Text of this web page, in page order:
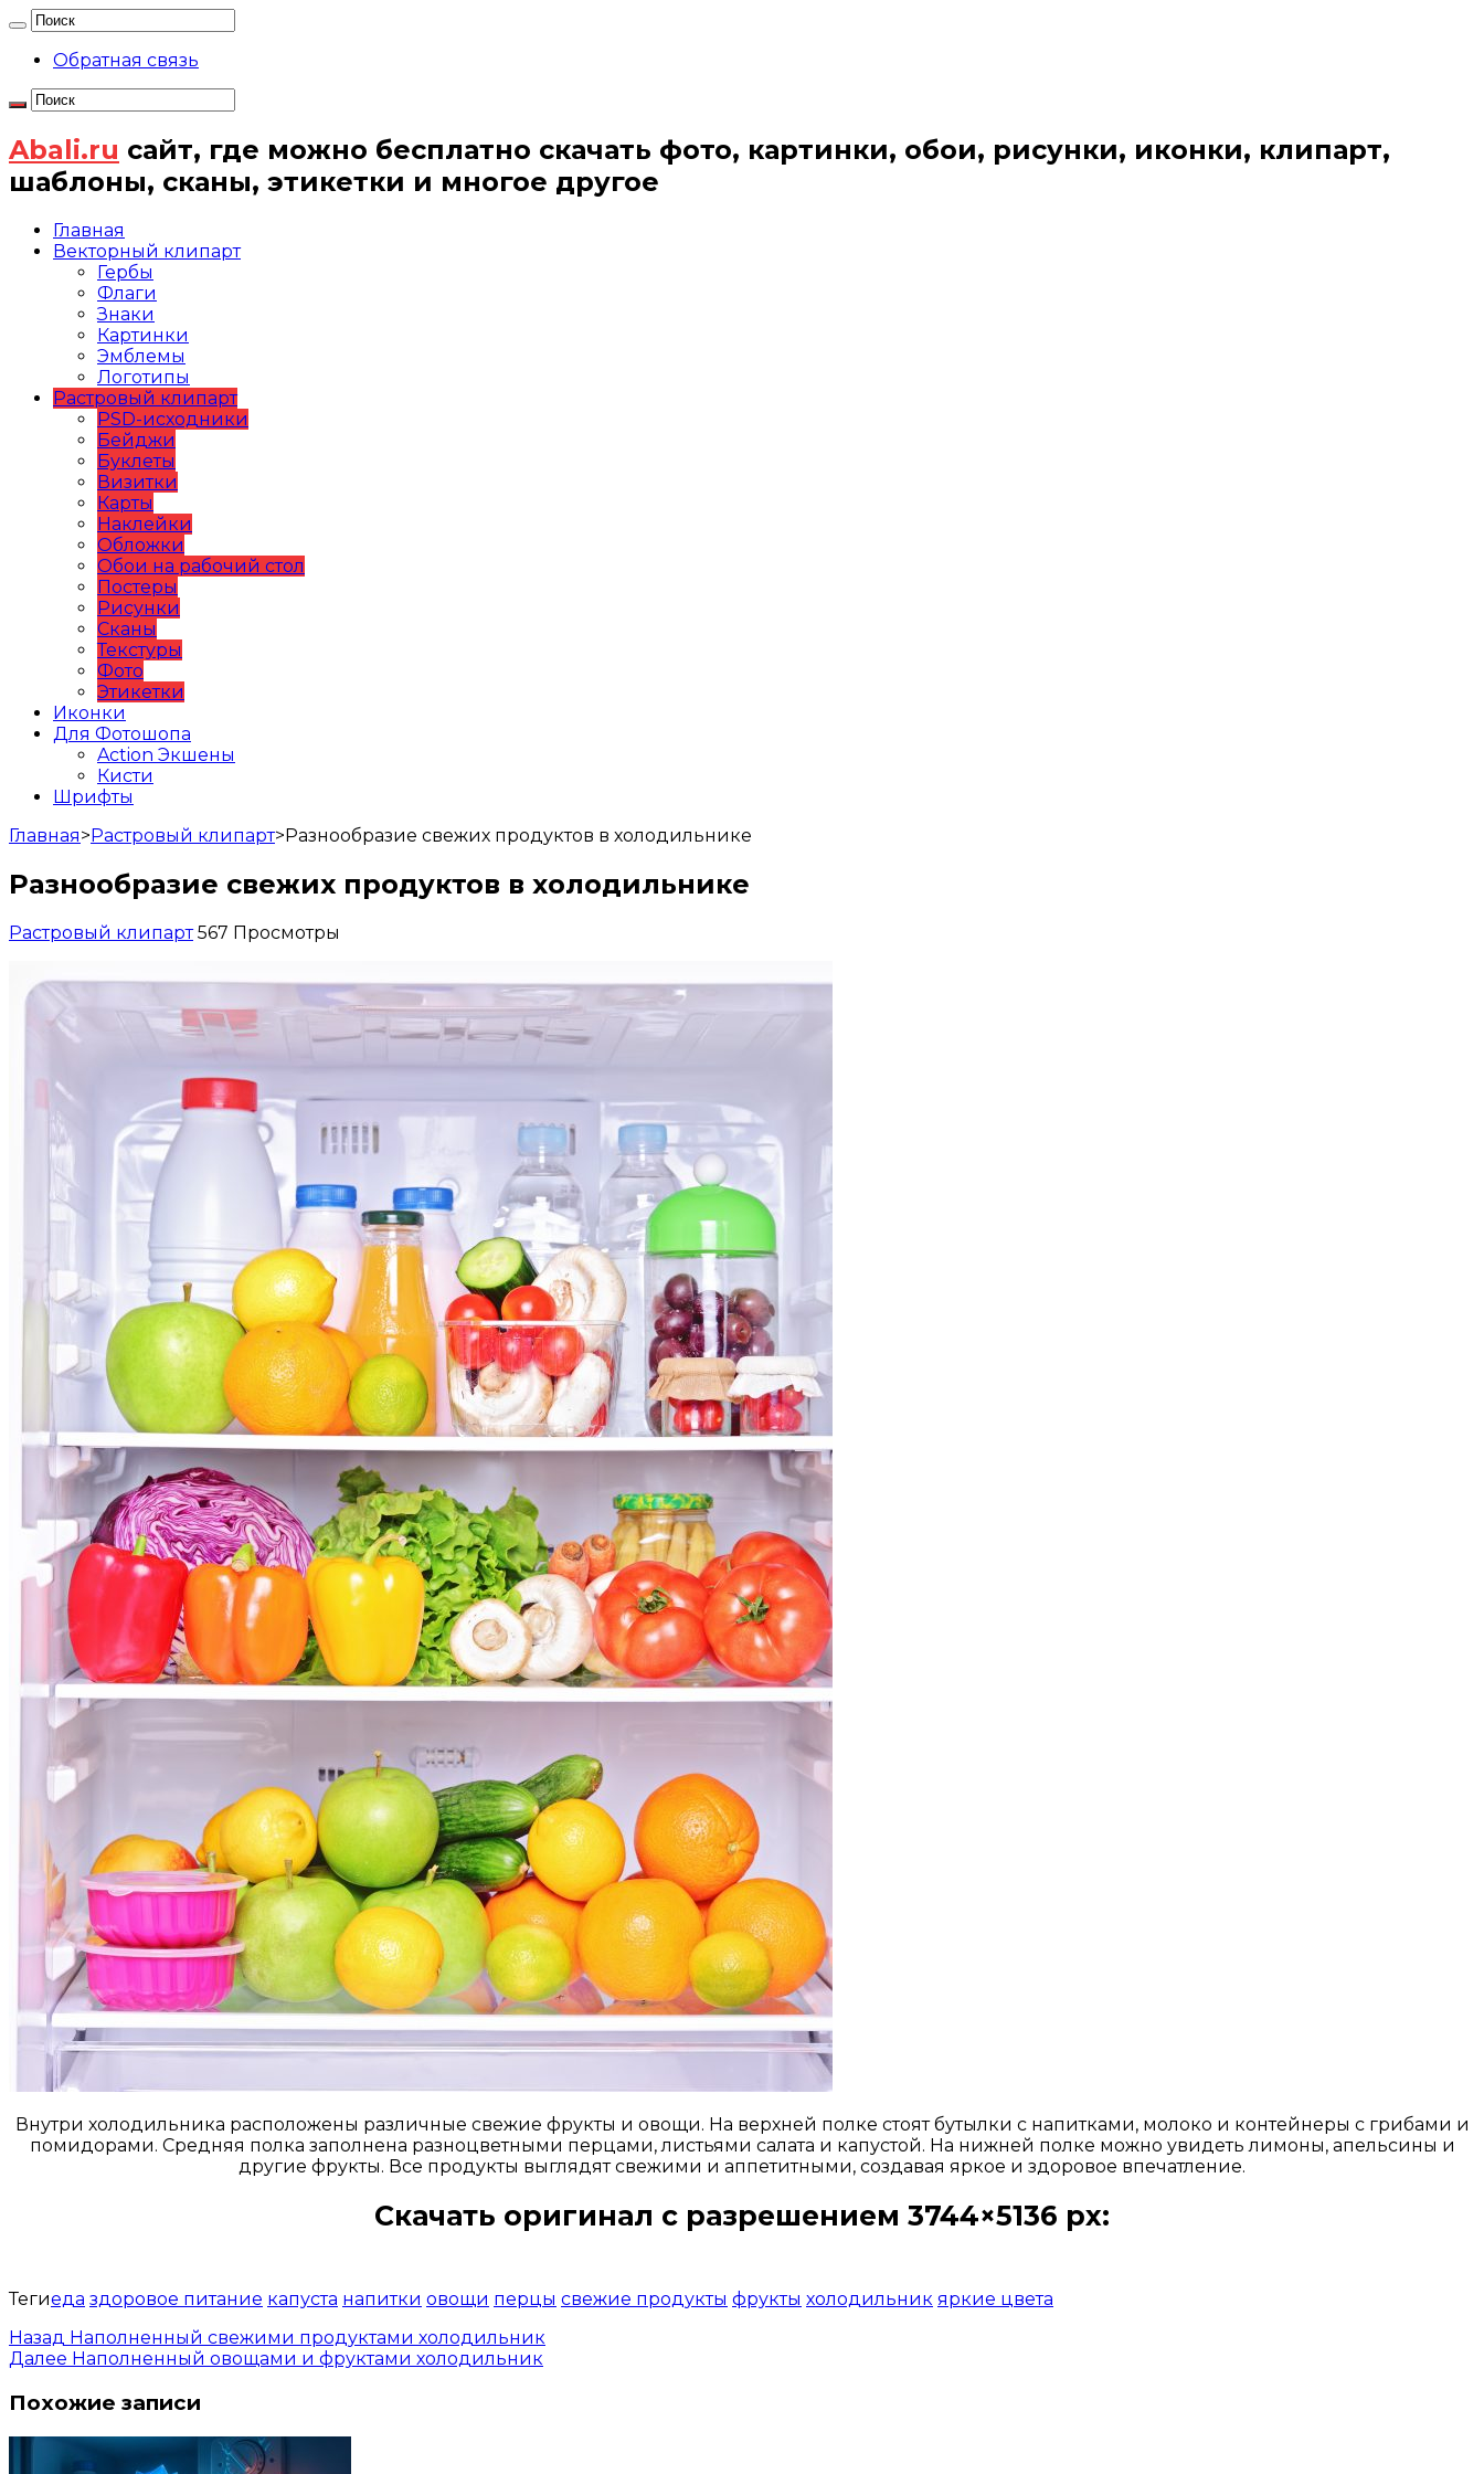
Обратная связь
Abali.ru сайт, где можно бесплатно скачать фото, картинки, обои, рисунки, иконки, клипарт,
шаблоны, сканы, этикетки и многое другое
Главная
Векторный клипарт
Гербы
Флаги
Знаки
Картинки
Эмблемы
Логотипы
Растровый клипарт
PSD-исходники
Бейджи
Буклеты
Визитки
Карты
Наклейки
Обложки
Обои на рабочий стол
Постеры
Рисунки
Сканы
Текстуры
Фото
Этикетки
Иконки
Для Фотошопа
Action Экшены
Кисти
Шрифты
Главная>Растровый клипарт>Разнообразие свежих продуктов в холодильнике
Разнообразие свежих продуктов в холодильнике
Растровый клипарт 567 Просмотры
Внутри холодильника расположены различные свежие фрукты и овощи. На верхней полке стоят бутылки с напитками, молоко и контейнеры с грибами и
помидорами. Средняя полка заполнена разноцветными перцами, листьями салата и капустой. На нижней полке можно увидеть лимоны, апельсины и
другие фрукты. Все продукты выглядят свежими и аппетитными, создавая яркое и здоровое впечатление.
Скачать оригинал с разрешением 3744×5136 px:
Тегиеда здоровое питание капуста напитки овощи перцы свежие продукты фрукты холодильник яркие цвета
Назад Наполненный свежими продуктами холодильник
Далее Наполненный овощами и фруктами холодильник
Похожие записи